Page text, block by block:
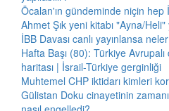
Öcalan'ın gündeminde niçin hep
Ahmet Şık yeni kitabı "Ayna/Heli"
İBB Davası canlı yayınlansa
Hafta Başı (80): Türkiye
haritası | İsrail-Türkiye gerginliği
Muhtemel CHP iktidarı kimleri
Gülistan Doku cinayetinin